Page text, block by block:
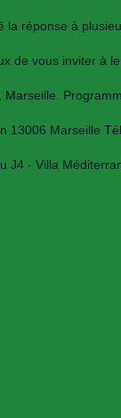
réponse à
de vous inviter à
13006 Marseille
J4 - Villa